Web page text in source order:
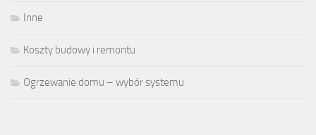
Inne
Koszty budowy i remontu
Ogrzewanie domu – wybór systemu